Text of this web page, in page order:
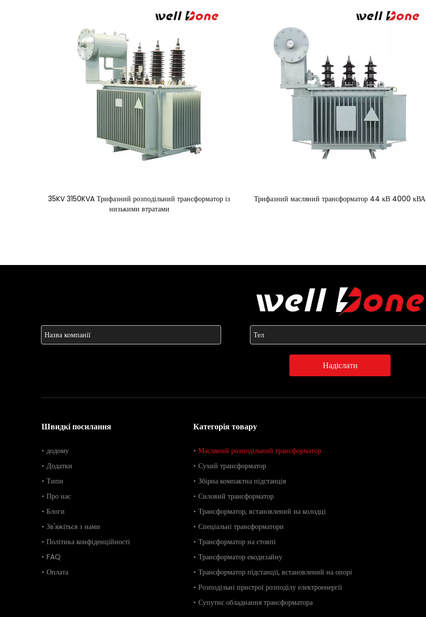
35KV 3150KVA Трифазний розподільний трансформатор із
низькими втратами
Трифазний масляний трансформатор 44 кВ 4000 кВА
Надіслати
Швидкі посилання
додому
Додатки
Типи
Про нас
Блоги
Зв'яжіться з нами
Політика конфіденційності
FAQ
Оплата
Категорія товару
Масляний розподільний трансформатор
Сухий трансформатор
Збірна компактна підстанція
Силовий трансформатор
Трансформатор, встановлений на колодці
Спеціальні трансформатори
Трансформатор на стовпі
Трансформатор екодизайну
Трансформатор підстанції, встановлений на опорі
Розподільні пристрої розподілу електроенергії
Супутнє обладнання трансформатора